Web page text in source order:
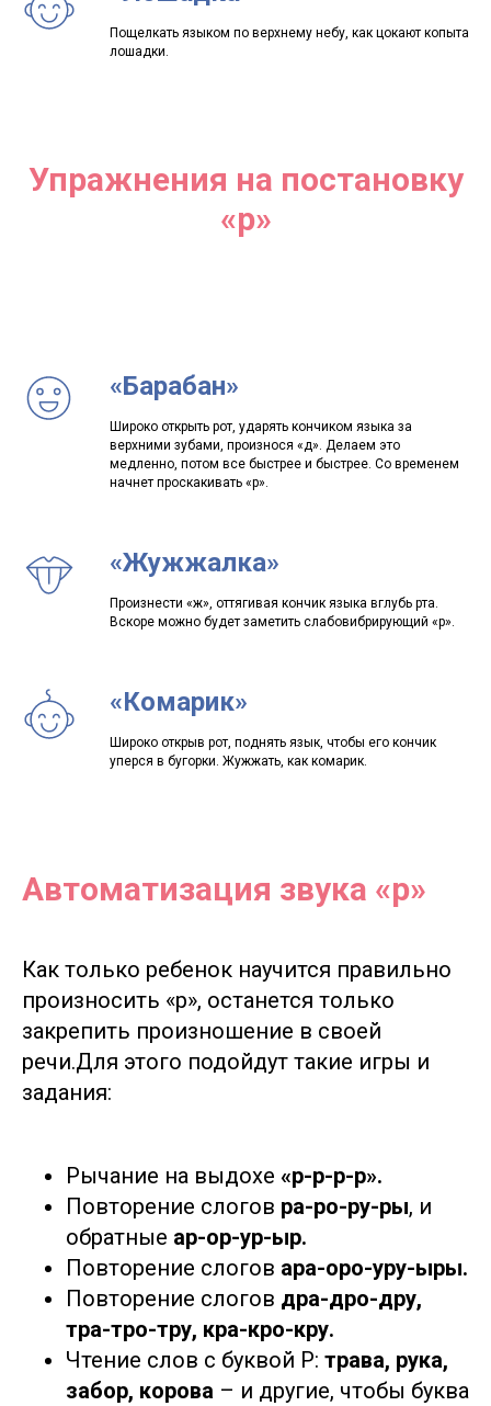
Пощелкать языком по верхнему небу, как цокают копыта
лошадки.
Упражнения на постановку
«р»
«Барабан»
Широко открыть рот, ударять кончиком языка за
верхними зубами, произнося «д». Делаем это
медленно, потом все быстрее и быстрее. Со временем
начнет проскакивать «р».
«Жужжалка»
Произнести «ж», оттягивая кончик языка вглубь рта.
Вскоре можно будет заметить слабовибрирующий «р».
«Комарик»
Широко открыв рот, поднять язык, чтобы его кончик
уперся в бугорки. Жужжать, как комарик.
Автоматизация звука «р»
Как только ребенок научится правильно
произносить «р», останется только
закрепить произношение в своей
речи.Для этого подойдут такие игры и
задания:
Рычание на выдохе «р-р-р-р».
Повторение слогов ра-ро-ру-ры, и
обратные ар-ор-ур-ыр.
Повторение слогов ара-оро-уру-ыры.
Повторение слогов дра-дро-дру,
тра-тро-тру, кра-кро-кру.
Чтение слов с буквой Р: трава, рука,
забор, корова – и другие, чтобы буква
+7 (495) 120-30-55
Для клиентов:
Мессенджеры:
ds@lingvonanny.ru
+7 (912) 774-75-55
Для кандидатов:
р-н Адмиралтейский, Сенной, Гражданская ул., 13-15
Офис в Санкт-Петербурге
Заказать звонок
УСЛУГИ
БЛОГ
БЛОГ
Домработницы, горничные,
помощницы по дому, VIP-
гардеробщицы, экономки
Домработницы, горничные,
помощницы по дому, VIP-
гардеробщицы, экономки
Няни и домашний
персонал за границу
(ОАЭ, Европа, США,
Азия и др.)
Няни и домашний
персонал за границу
(ОАЭ, Европа, США,
Азия и др.)
Личные семейные
водители, водители-
Личные семейные
водители, водители-
хозяйству, садовники
хозяйству, садовники
Сиделки для
нездоровых людей
Сиделки для
нездоровых людей
Няни и гувернантки
со знанием английского
Няни и гувернантки
со знанием английского
Управляющие в частный
дом, дворецкие
Управляющие в частный
дом, дворецкие
Русские няни, гувернантки,
Русские няни, гувернантки,